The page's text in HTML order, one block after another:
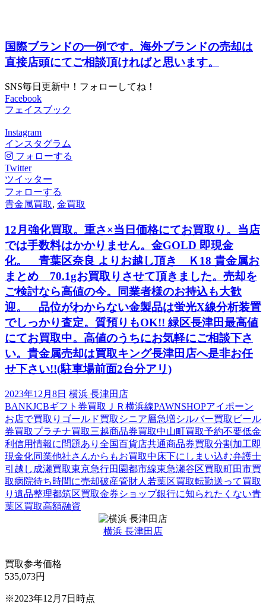
国際ブランドの一例です。海外ブランドの売却は
直接店頭にてご相談頂ければと思います。
SNS毎日更新中！フォローしてね！
Facebook
フェイスブック
Instagram
インスタグラム
フォローする
Twitter
ツイッター
フォローする
貴金属買取, 金買取
12月強化買取。重さ×当日価格にてお買取り。当店
では手数料はかかりません。金GOLD 即現金
化。 青葉区奈良 よりお越し頂き Ｋ18 貴金属お
まとめ 70.1gお買取りさせて頂きました。売却を
ご検討なら高値の今。同業者様のお持込も大歓
迎。 品位がわからない金製品は蛍光X線分析装置
でしっかり査定。質預りもOK!! 緑区長津田最高値
にてお買取中。高値のうちにお気軽にご相談下さ
い。貴金属売却は買取キング長津田店へ是非お任
せ下さい!!(駐車場前面2台分アリ)
2023年12月8日 横浜 長津田店
BANKJCBギフト券買取 ＪＲ横浜線PAWNSHOPアイポーン
お店で買取り ゴールド買取 シニア層急増シルバー買取 ビール
券買取プラチナ買取三越商品券買取中山町買取予約不要低金
利 信用情報に問題あり 全国百貨店共通商品券買取分割加工即
現金化同業他社さんからもお買取中 床下にしまい込む弁護士
引越し 成瀬買取東京急行田園都市線東急瀬谷区買取町田市買
取病院待ち時間に売却破産管財人 若葉区買取転勤送って買取
り 遺品整理都筑区買取金券ショップ銀行に知られたくない青
葉区買取高額融資
横浜 長津田店
買取参考価格
535,073円
※2023年12月7日時点